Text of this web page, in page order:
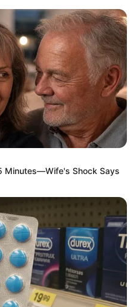
Minutes—Wife's Shock Says